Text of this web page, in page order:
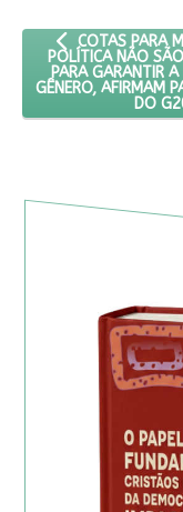
ARTIGO
COTAS PARA
POLÍTICA NÃO
PARA GARANTIR A
GÊNERO, AFIRMAM
DO